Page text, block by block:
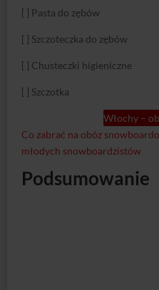
[ ] Pasta do zębów
[ ] Szczoteczka do zębów
[ ] Chusteczki higieniczne
[ ] Szczotka
Włochy –
Co zabrać na obóz
młodych snowboardzistów
Podsumowanie